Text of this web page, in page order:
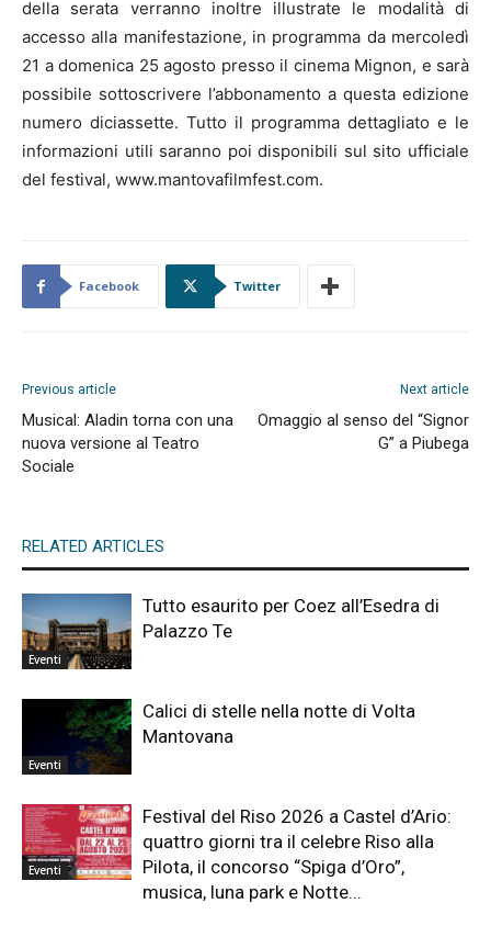
della serata verranno inoltre illustrate le modalità di
accesso alla manifestazione, in programma da mercoledì
21 a domenica 25 agosto presso il cinema Mignon, e sarà
possibile sottoscrivere l’abbonamento a questa edizione
numero diciassette. Tutto il programma dettagliato e le
informazioni utili saranno poi disponibili sul sito ufficiale
del festival, www.mantovafilmfest.com.
Facebook Twitter
Previous article
Musical: Aladin torna con una
nuova versione al Teatro
Sociale
Next article
Omaggio al senso del “Signor
G” a Piubega
RELATED ARTICLES
Eventi
Tutto esaurito per Coez all’Esedra di
Palazzo Te
Eventi
Calici di stelle nella notte di Volta
Mantovana
Eventi
Festival del Riso 2026 a Castel d’Ario:
quattro giorni tra il celebre Riso alla
Pilota, il concorso “Spiga d’Oro”,
musica, luna park e Notte...